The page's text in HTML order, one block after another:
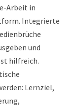
Arbeit in
Integrierte
und
hilfreich.
Lernziel,